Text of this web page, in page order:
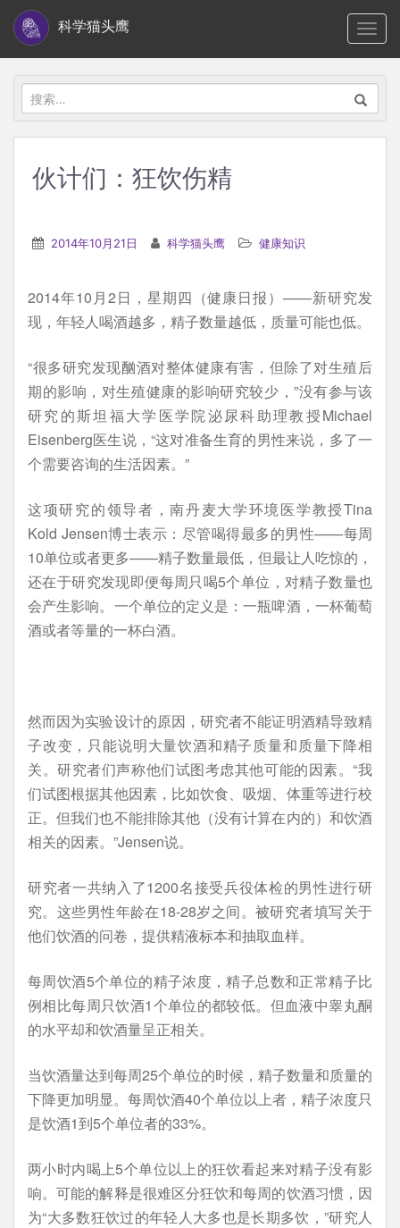
i
科学猫头鹰
搜
索：
伙计们：狂饮伤精
2014年10月21日 科学猫头鹰 健康知识
2014年10月2日，星期四（健康日报）——新研究发
现，年轻人喝酒越多，精子数量越低，质量可能也低。
“很多研究发现酗酒对整体健康有害，但除了对生殖后
期的影响，对生殖健康的影响研究较少，”没有参与该
研究的斯坦福大学医学院泌尿科助理教授Michael
Eisenberg医生说，“这对准备生育的男性来说，多了一
个需要咨询的生活因素。”
这项研究的领导者，南丹麦大学环境医学教授Tina
Kold Jensen博士表示：尽管喝得最多的男性——每周
10单位或者更多——精子数量最低，但最让人吃惊的，
还在于研究发现即便每周只喝5个单位，对精子数量也
会产生影响。一个单位的定义是：一瓶啤酒，一杯葡萄
酒或者等量的一杯白酒。
然而因为实验设计的原因，研究者不能证明酒精导致精
子改变，只能说明大量饮酒和精子质量和质量下降相
关。研究者们声称他们试图考虑其他可能的因素。“我
们试图根据其他因素，比如饮食、吸烟、体重等进行校
正。但我们也不能排除其他（没有计算在内的）和饮酒
相关的因素。”Jensen说。
研究者一共纳入了1200名接受兵役体检的男性进行研
究。这些男性年龄在18-28岁之间。被研究者填写关于
他们饮酒的问卷，提供精液标本和抽取血样。
每周饮酒5个单位的精子浓度，精子总数和正常精子比
例相比每周只饮酒1个单位的都较低。但血液中睾丸酮
的水平却和饮酒量呈正相关。
当饮酒量达到每周25个单位的时候，精子数量和质量的
下降更加明显。每周饮酒40个单位以上者，精子浓度只
是饮酒1到5个单位者的33%。
两小时内喝上5个单位以上的狂饮看起来对精子没有影
响。可能的解释是很难区分狂饮和每周的饮酒习惯，因
为“大多数狂饮过的年轻人大多也是长期多饮，”研究人